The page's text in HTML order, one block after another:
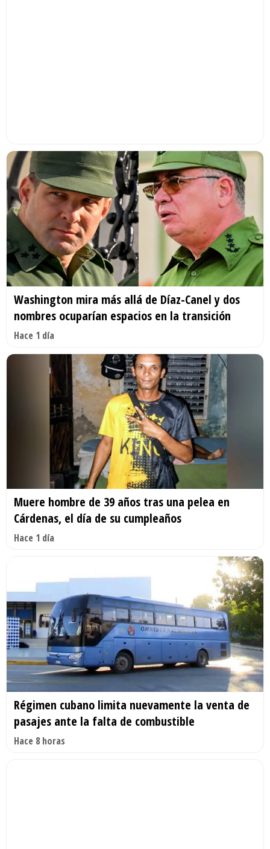
Washington mira más allá de Díaz-Canel y dos
nombres ocuparían espacios en la transición
Hace 1 día
Muere hombre de 39 años tras una pelea en
Cárdenas, el día de su cumpleaños
Hace 1 día
Régimen cubano limita nuevamente la venta de
pasajes ante la falta de combustible
Hace 8 horas